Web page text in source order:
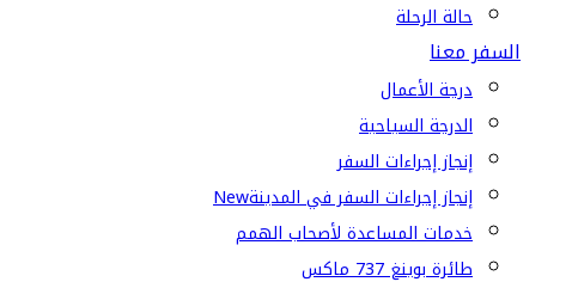
حالة الرحلة
السفر معنا
درجة الأعمال
الدرجة السياحية
إنجاز إجراءات السفر
إنجاز إجراءات السفر في المدينةNew
خدمات المساعدة لأصحاب الهمم
طائرة بوينغ 737 ماكس